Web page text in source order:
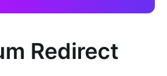
Redirect